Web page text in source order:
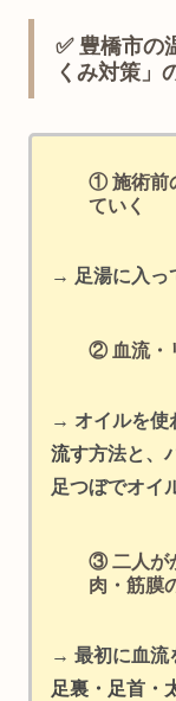
✅ 豊橋市の
くみ対策」
① 施術前
ていく
→ 足湯に入っ
② 血流・
→ オイルを使
流す方法と、
足つぼでオイ
③ 二人が
肉・筋膜
→ 最初に血流
足裏・足首・